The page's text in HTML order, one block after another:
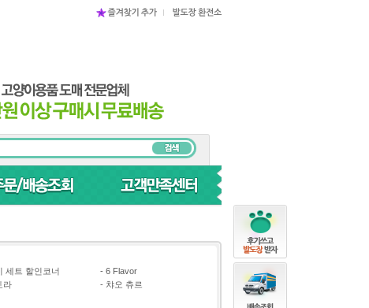
세트 할인코너 - 6 Flavor
라 - 챠오 츄르